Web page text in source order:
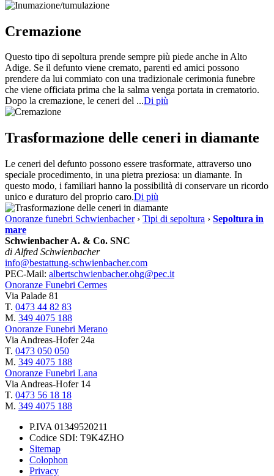
Cremazione
Questo tipo di sepoltura prende sempre più piede anche in Alto
Adige. Se il defunto viene cremato, parenti ed amici possono
prendere da lui commiato con una tradizionale cerimonia funebre
che viene officiata prima che la salma venga portata in crematorio.
Dopo la cremazione, le ceneri del ...Di più
Trasformazione delle ceneri in diamante
Le ceneri del defunto possono essere trasformate, attraverso uno
speciale procedimento, in una pietra preziosa: un diamante. In
questo modo, i familiari hanno la possibilità di conservare un ricordo
unico e duraturo del proprio caro.Di più
Onoranze funebri Schwienbacher› Tipi di sepoltura › Sepoltura in
mare
Schwienbacher A. & Co. SNC
di Alfred Schwienbacher
info@bestattung-schwienbacher.com
PEC-Mail: albertschwienbacher.ohg@pec.it
Onoranze Funebri Cermes
Via Palade 81
T. 0473 44 82 83
M. 349 4075 188
Onoranze Funebri Merano
Via Andreas-Hofer 24a
T. 0473 050 050
M. 349 4075 188
Onoranze Funebri Lana
Via Andreas-Hofer 14
T. 0473 56 18 18
M. 349 4075 188
P.IVA 01349520211
Codice SDI: T9K4ZHO
Sitemap
Colophon
Privacy